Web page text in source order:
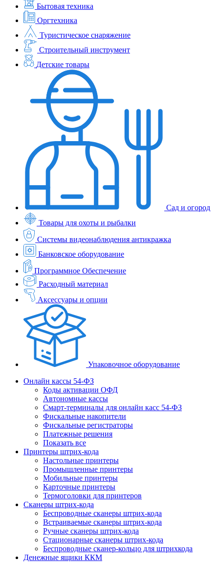
Бытовая техника
Оргтехника
Туристическое снаряжение
Строительный инструмент
Детские товары
Сад и огород
Товары для охоты и рыбалки
Системы видеонаблюдения антикражка
Банковское оборудование
Программное Обеспечение
Расходный материал
Аксессуары и опции
Упаковочное оборудование
Онлайн кассы 54-ФЗ
Коды активации ОФД
Автономные кассы
Смарт-терминалы для онлайн касс 54-ФЗ
Фискальные накопители
Фискальные регистраторы
Платежные решения
Показать все
Принтеры штрих-кода
Настольные принтеры
Промышленные принтеры
Мобильные принтеры
Карточные принтеры
Термоголовки для принтеров
Сканеры штрих-кода
Беспроводные сканеры штрих-кода
Встраиваемые сканеры штрих-кода
Ручные сканеры штрих-кода
Стационарные сканеры штрих-кода
Беспроводные сканер-кольцо для штрихкода
Денежные ящики ККМ